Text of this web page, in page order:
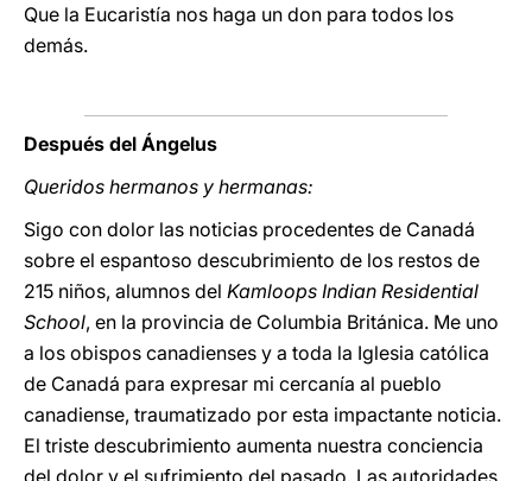
Que la Eucaristía nos haga un don para todos los
demás.
Después del Ángelus
Queridos hermanos y hermanas:
Sigo con dolor las noticias procedentes de Canadá
sobre el espantoso descubrimiento de los restos de
215 niños, alumnos del Kamloops Indian Residential
School, en la provincia de Columbia Británica. Me uno
a los obispos canadienses y a toda la Iglesia católica
de Canadá para expresar mi cercanía al pueblo
canadiense, traumatizado por esta impactante noticia.
El triste descubrimiento aumenta nuestra conciencia
del dolor y el sufrimiento del pasado. Las autoridades